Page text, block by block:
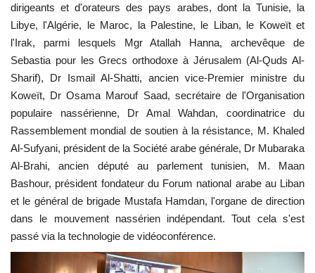
Language
English Swahili español
French Arabic
dirigeants et d'orateurs des pays arabes, dont la Tunisie, la
Libye, l'Algérie, le Maroc, la Palestine, le Liban, le Koweït et
l'Irak, parmi lesquels Mgr Atallah Hanna, archevêque de
Sebastia pour les Grecs orthodoxe à Jérusalem (Al-Quds Al-
Sharif), Dr Ismail Al-Shatti, ancien vice-Premier ministre du
Koweït, Dr Osama Marouf Saad, secrétaire de l'Organisation
populaire nassérienne, Dr Amal Wahdan, coordinatrice du
Rassemblement mondial de soutien à la résistance, M. Khaled
Al-Sufyani, président de la Société arabe générale, Dr Mubaraka
Al-Brahi, ancien député au parlement tunisien, M. Maan
Bashour, président fondateur du Forum national arabe au Liban
et le général de brigade Mustafa Hamdan, l'organe de direction
dans le mouvement nassérien indépendant. Tout cela s'est
passé via la technologie de vidéoconférence.